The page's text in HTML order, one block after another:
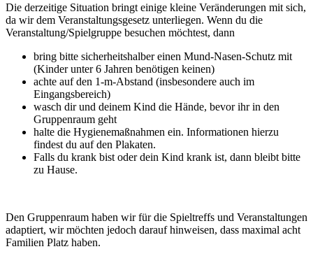
Die derzeitige Situation bringt einige kleine Veränderungen mit sich,
da wir dem Veranstaltungsgesetz unterliegen. Wenn du die
Veranstaltung/Spielgruppe besuchen möchtest, dann
bring bitte sicherheitshalber einen Mund-Nasen-Schutz mit
(Kinder unter 6 Jahren benötigen keinen)
achte auf den 1-m-Abstand (insbesondere auch im
Eingangsbereich)
wasch dir und deinem Kind die Hände, bevor ihr in den
Gruppenraum geht
halte die Hygienemaßnahmen ein. Informationen hierzu
findest du auf den Plakaten.
Falls du krank bist oder dein Kind krank ist, dann bleibt bitte
zu Hause.
Den Gruppenraum haben wir für die Spieltreffs und Veranstaltungen
adaptiert, wir möchten jedoch darauf hinweisen, dass maximal acht
Familien Platz haben.